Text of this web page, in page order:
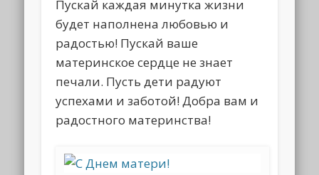
Пускай каждая минутка жизни
будет наполнена любовью и
радостью! Пускай ваше
материнское сердце не знает
печали. Пусть дети радуют
успехами и заботой! Добра вам и
радостного материнства!